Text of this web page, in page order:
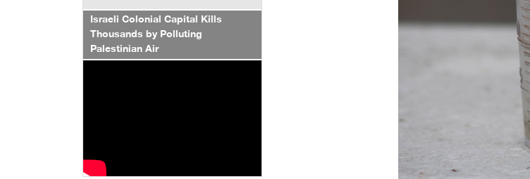
Israeli Colonial Capital Kills
Thousands by Polluting
Palestinian Air